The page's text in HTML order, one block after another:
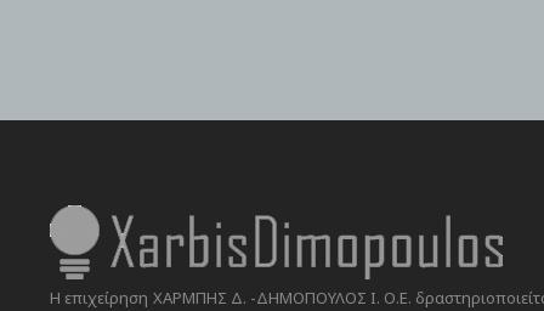
Η επιχείρηση ΧΑΡΜΠΗΣ Δ. -ΔΗΜΟΠΟΥΛΟΣ Ι. Ο.Ε.